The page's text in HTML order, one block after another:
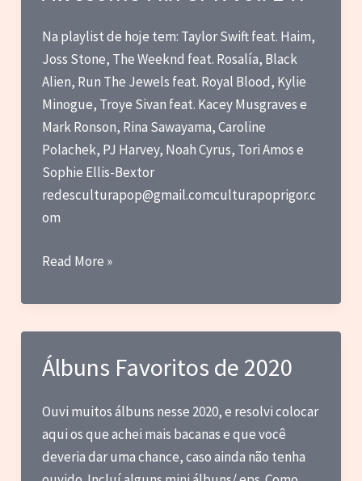
Na playlist de hoje tem: Taylor Swift feat. Haim,
Joss Stone, The Weeknd feat. Rosalía, Black
Alien, Run The Jewels feat. Royal Blood, Kylie
Minogue, Troye Sivan feat. Kacey Musgraves e
Mark Ronson, Rina Sawayama, Caroline
Polachek, PJ Harvey, Noah Cyrus, Tori Amos e
Sophie Ellis-Bextor
redesculturapop@gmail.comculturapoprigor.c
om
Awesome
CPR
vol.
147
Read More »
Álbuns Favoritos de 2020
Ouvi muitos álbuns nesse 2020, e resolvi colocar
aqui os que achei mais bacanas e que você
deveria dar uma chance, caso ainda não tenha